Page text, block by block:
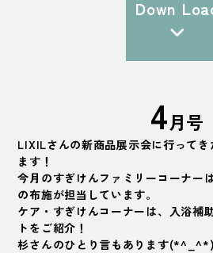
Down
4月号
LIXILさんの新商品展示会に行って
ます！
今月のすぎけんファミリーコーナー
の布施が担当しています。
ケア・すぎけんコーナーは、入浴補
トをご紹介！
杉さんのひとり言もあります(*^_^*)